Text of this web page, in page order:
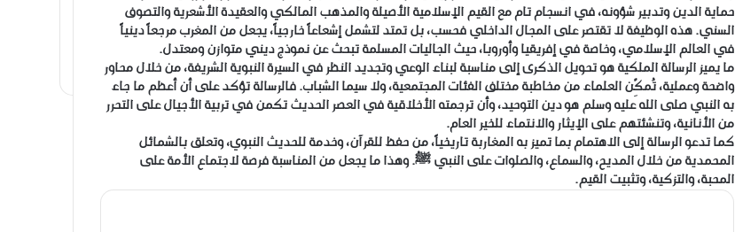
حماية الدين وتدبير شؤونه، في انسجام تام مع القيم الإسلامية الأصيلة والمذهب المالكي والعقيدة الأشعرية والتصوف
السني. هذه الوظيفة لا تقتصر على المجال الداخلي فحسب، بل تمتد لتشمل إشعاعاً خارجياً، يجعل من المغرب مرجعاً دينياً
في العالم الإسلامي، وخاصة في إفريقيا وأوروبا، حيث الجاليات المسلمة تبحث عن نموذج ديني متوازن ومعتدل.
ما يميز الرسالة الملكية هو تحويل الذكرى إلى مناسبة لبناء الوعي وتجديد النظر في السيرة النبوية الشريفة، من خلال محاور
واضحة وعملية، تُمكِّن العلماء من مخاطبة مختلف الفئات المجتمعية، ولا سيما الشباب. فالرسالة تؤكد على أن أعظم ما جاء
به النبي صلى الله عليه وسلم هو دين التوحيد، وأن ترجمته الأخلاقية في العصر الحديث تكمن في تربية الأجيال على التحرر
من الأنانية، وتنشئتهم على الإيثار والانتماء للخير العام.
كما تدعو الرسالة إلى الاهتمام بما تميز به المغاربة تاريخياً، من حفظ للقرآن، وخدمة للحديث النبوي، وتعلق بالشمائل
المحمدية من خلال المديح، والسماع، والصلوات على النبي ﷺ. وهذا ما يجعل من المناسبة فرصة لاجتماع الأمة على
المحبة، والتزكية، وتثبيت القيم.